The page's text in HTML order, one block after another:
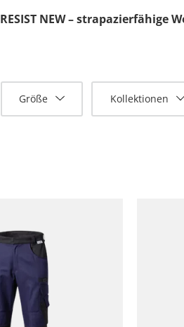
RESIST NEW – strapazierfähige
Größe Kollektionen